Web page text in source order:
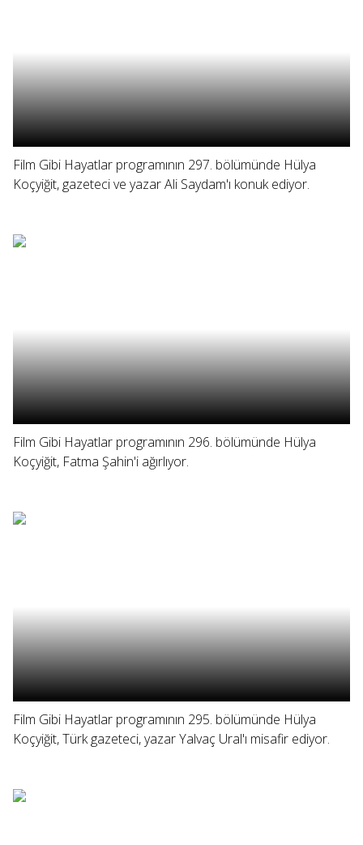
Film Gibi Hayatlar programının 297. bölümünde Hülya
Koçyiğit, gazeteci ve yazar Ali Saydam'ı konuk ediyor.
Film Gibi Hayatlar programının 296. bölümünde Hülya
Koçyiğit, Fatma Şahin'i ağırlıyor.
Film Gibi Hayatlar programının 295. bölümünde Hülya
Koçyiğit, Türk gazeteci, yazar Yalvaç Ural'ı misafir ediyor.